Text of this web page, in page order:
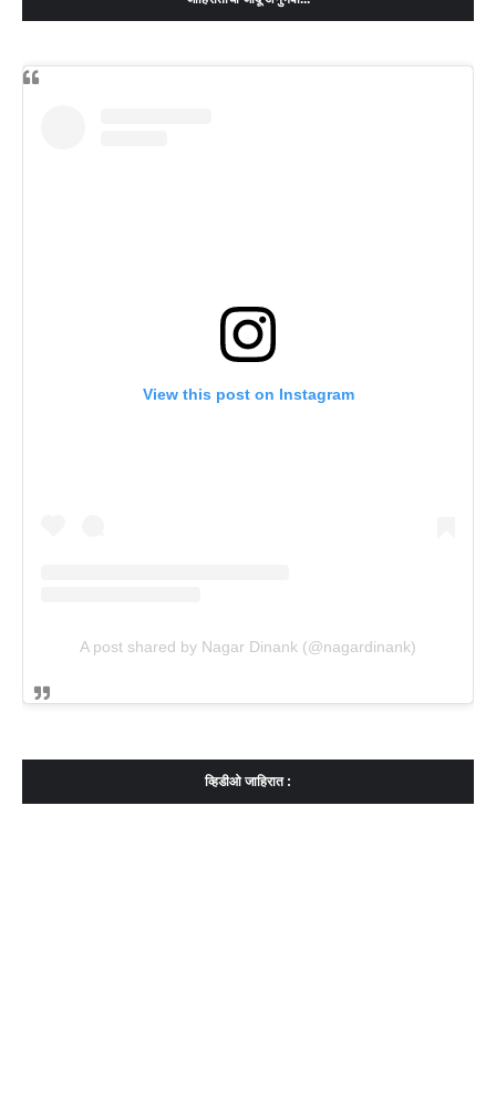
View this post on Instagram
A post shared by Nagar Dinank (@nagardinank)
व्हिडीओ जाहिरात :